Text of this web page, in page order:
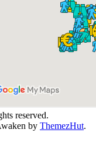
reserved.
by ThemezHut.